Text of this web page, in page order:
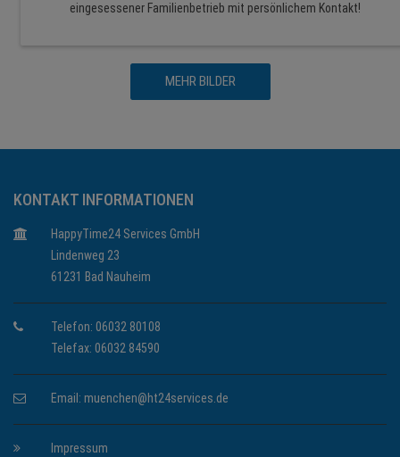
eingesessener Familienbetrieb mit persönlichem Kontakt!
MEHR BILDER
KONTAKT INFORMATIONEN
HappyTime24 Services GmbH
Lindenweg 23
61231 Bad Nauheim
Telefon: 06032 80108
Telefax: 06032 84590
Email: muenchen@ht24services.de
Impressum